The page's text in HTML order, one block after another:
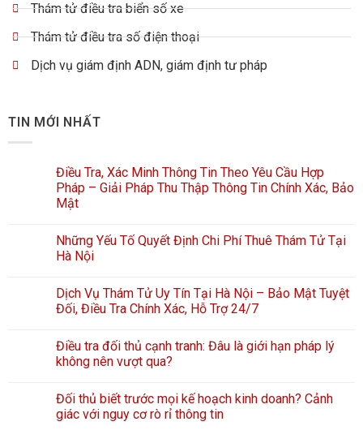
Thám tử điều tra biển số xe
Thám tử điều tra số điện thoại
Dịch vụ giám định ADN, giám định tư pháp
TIN MỚI NHẤT
Điều Tra, Xác Minh Thông Tin Theo Yêu Cầu Hợp
Pháp – Giải Pháp Thu Thập Thông Tin Chính Xác, Bảo
Mật
Những Yếu Tố Quyết Định Chi Phí Thuê Thám Tử Tại
Hà Nội
Dịch Vụ Thám Tử Uy Tín Tại Hà Nội – Bảo Mật Tuyệt
Đối, Điều Tra Chính Xác, Hỗ Trợ 24/7
Điều tra đối thủ cạnh tranh: Đâu là giới hạn pháp lý
không nên vượt qua?
Đối thủ biết trước mọi kế hoạch kinh doanh? Cảnh
giác với nguy cơ rò rỉ thông tin